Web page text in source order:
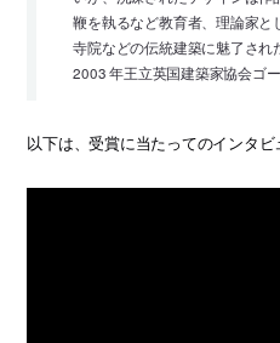
鞭を執るなど教育者、理論家
寺院などの伝統建築に魅了され
2003 年王立英国建築家協会ゴ
以下は、受賞に当たってのインタビ